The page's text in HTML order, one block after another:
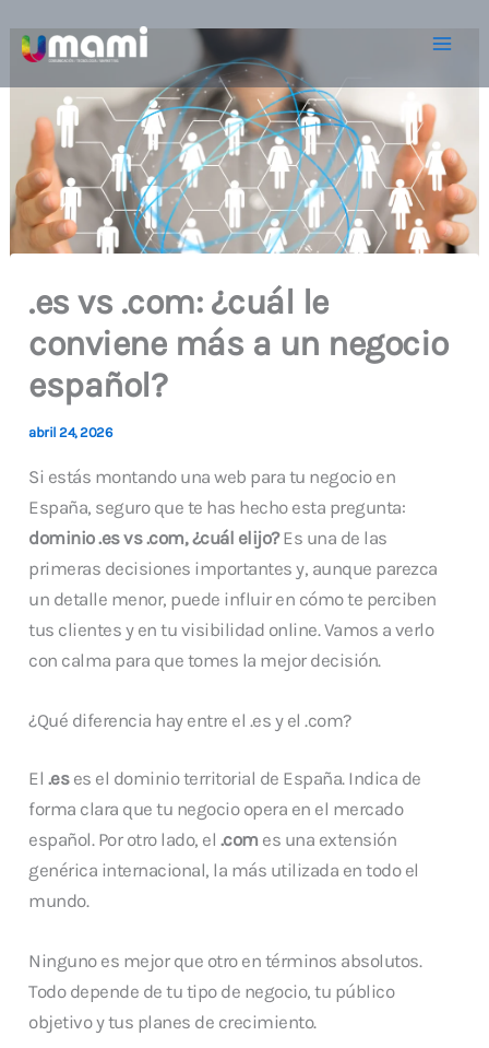
.es vs .com: ¿cuál le
conviene más a un negocio
español?
abril 24, 2026
Si estás montando una web para tu negocio en
España, seguro que te has hecho esta pregunta:
dominio .es vs .com, ¿cuál elijo?Es una de las
primeras decisiones importantes y, aunque parezca
un detalle menor, puede influir en cómo te perciben
tus clientes y en tu visibilidad online. Vamos a verlo
con calma para que tomes la mejor decisión.
¿Qué diferencia hay entre el .es y el .com?
El .eses el dominio territorial de España. Indica de
forma clara que tu negocio opera en el mercado
español. Por otro lado, el .com es una extensión
genérica internacional, la más utilizada en todo el
mundo.
Ninguno es mejor que otro en términos absolutos.
Todo depende de tu tipo de negocio, tu público
objetivo y tus planes de crecimiento.